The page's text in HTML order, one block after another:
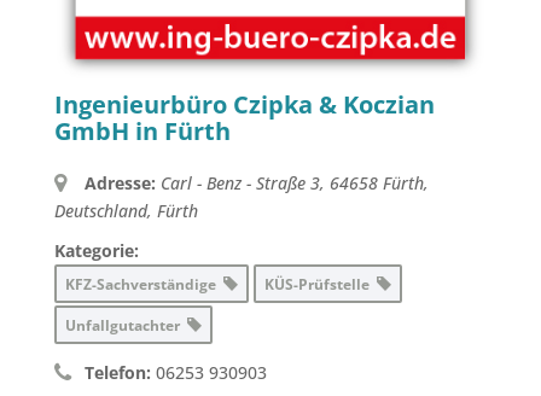
Ingenieurbüro Czipka & Koczian
GmbH in Fürth
Adresse: Carl - Benz - Straße 3, 64658 Fürth,
Deutschland, Fürth
Kategorie:
KFZ-Sachverständige
KÜS-Prüfstelle
Unfallgutachter
Telefon: 06253 930903